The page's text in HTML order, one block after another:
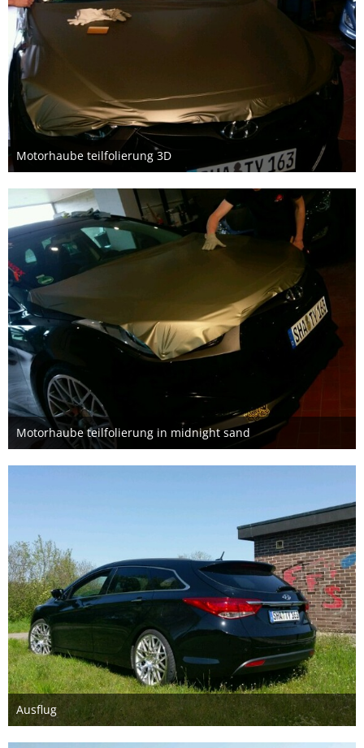
Motorhaube teilfolierung 3D
11. Mai 2016
Motorhaube teilfolierung in midnight sand
11. Mai 2016
Ausflug
7. Mai 2016